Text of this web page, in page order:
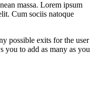
massa. Lorem ipsum
Cum sociis natoque
possible exits for the user
you to add as many as you